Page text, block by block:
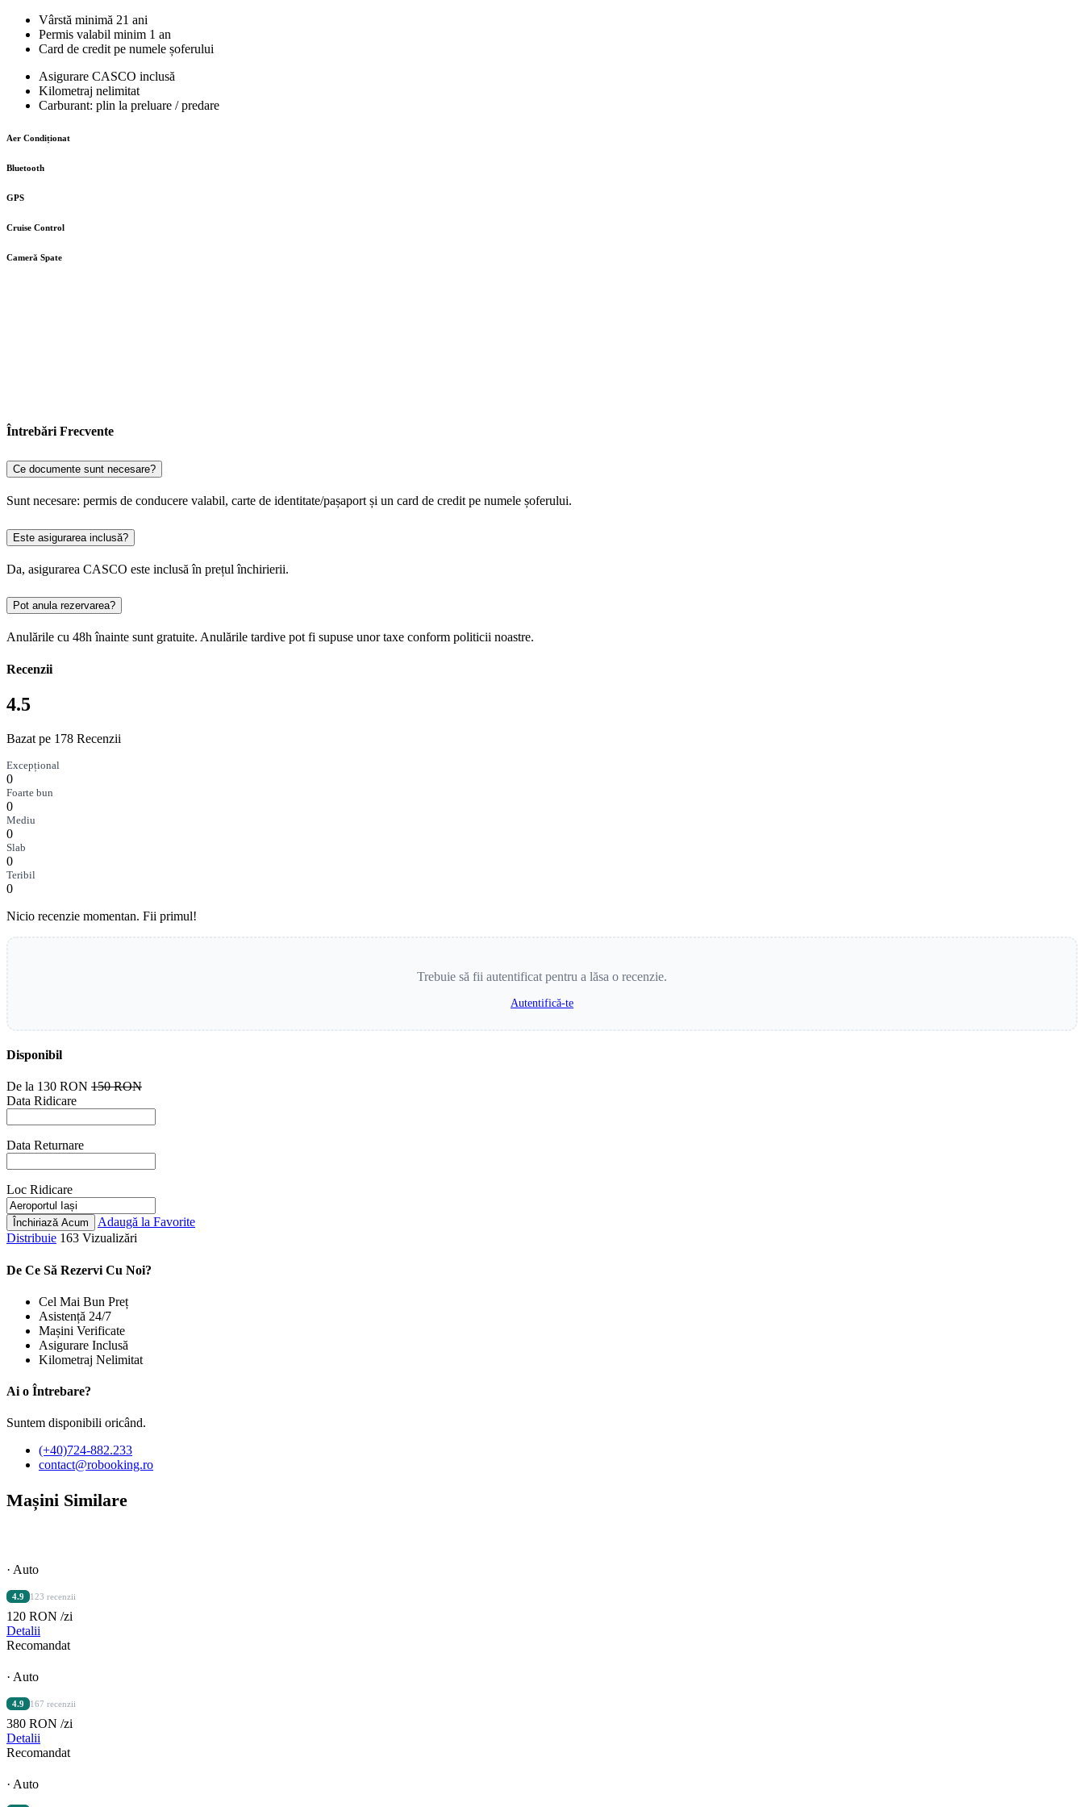
Vârstă minimă 21 ani
Permis valabil minim 1 an
Card de credit pe numele șoferului
Asigurare CASCO inclusă
Kilometraj nelimitat
Carburant: plin la preluare / predare
Aer Condiționat
Bluetooth
GPS
Cruise Control
Cameră Spate
Întrebări Frecvente
Ce documente sunt necesare?
Sunt necesare: permis de conducere valabil, carte de identitate/pașaport și un card de credit pe numele șoferului.
Este asigurarea inclusă?
Da, asigurarea CASCO este inclusă în prețul închirierii.
Pot anula rezervarea?
Anulările cu 48h înainte sunt gratuite. Anulările tardive pot fi supuse unor taxe conform politicii noastre.
Recenzii
4.5
Bazat pe 178 Recenzii
Excepțional
0
Foarte bun
0
Mediu
0
Slab
0
Teribil
0
Nicio recenzie momentan. Fii primul!
Trebuie să fii autentificat pentru a lăsa o recenzie.
Autentifică-te
Disponibil
De la 130 RON 150 RON
Data Ridicare
Data Returnare
Loc Ridicare
Închiriază Acum
Adaugă la Favorite
Distribuie 163 Vizualizări
De Ce Să Rezervi Cu Noi?
Cel Mai Bun Preț
Asistență 24/7
Mașini Verificate
Asigurare Inclusă
Kilometraj Nelimitat
Ai o Întrebare?
Suntem disponibili oricând.
(+40)724-882.233
contact@robooking.ro
Mașini Similare
· Auto
4.9 123 recenzii
120 RON /zi
Detalii
Recomandat
· Auto
4.9 167 recenzii
380 RON /zi
Detalii
Recomandat
· Auto